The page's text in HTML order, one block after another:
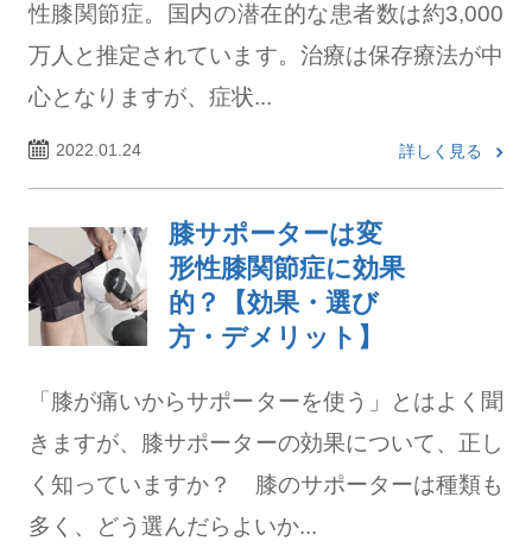
性膝関節症。国内の潜在的な患者数は約3,000
万人と推定されています。治療は保存療法が中
心となりますが、症状...
2022.01.24 詳しく見る
膝サポーターは変
形性膝関節症に効果
的？【効果・選び
方・デメリット】
「膝が痛いからサポーターを使う」とはよく聞
きますが、膝サポーターの効果について、正し
く知っていますか？ 膝のサポーターは種類も
多く、どう選んだらよいか...